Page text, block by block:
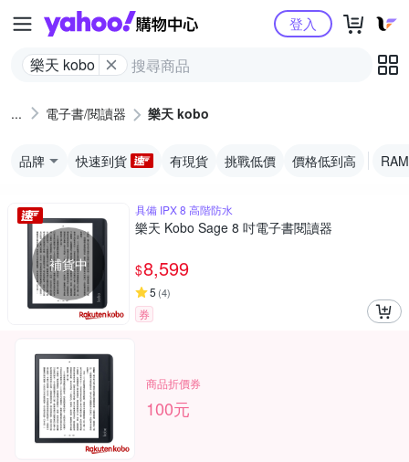
Yahoo購物中心
樂天 kobo
登入
電子書/閱讀器 樂天 kobo
品牌 快速到貨 有現貨 挑戰低價 價格低到高 RAM
補貨中
具備 IPX 8 高階防水
樂天 Kobo Sage 8 吋電子書閱讀器
$8,599
5 (4)
券
商品折價券
100元